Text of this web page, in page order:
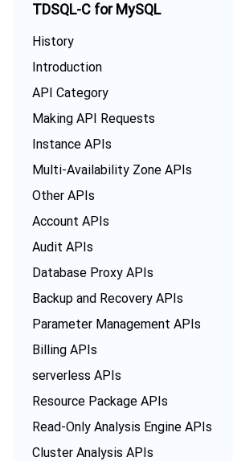
TDSQL-C for MySQL
History
Introduction
API Category
Making API Requests
Instance APIs
Multi-Availability Zone APIs
Other APIs
Account APIs
Audit APIs
Database Proxy APIs
Backup and Recovery APIs
Parameter Management APIs
Billing APIs
serverless APIs
Resource Package APIs
Read-Only Analysis Engine APIs
Cluster Analysis APIs